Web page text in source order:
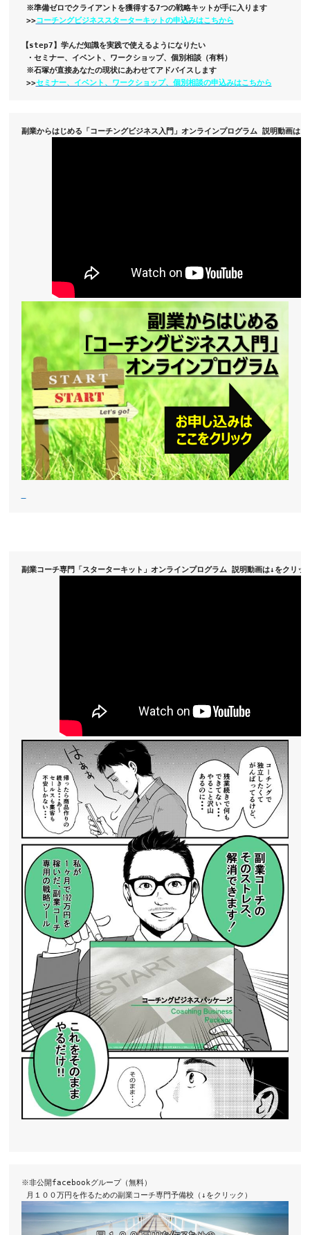
※準備ゼロでクライアントを獲得する7つの戦略キットが手に入ります
>>コーチングビジネススターターキットの申込みはこちから
【step7】学んだ知識を実践で使えるようになりたい
・セミナー、イベント、ワークショップ、個別相談（有料）
※石塚が直接あなたの現状にあわせてアドバイスします
>>セミナー、イベント、ワークショップ、個別相談の申込みはこちから
副業からはじめる「コーチングビジネス入門」オンラインプログラム 説明動画は
副業コーチ専門「スターターキット」オンラインプログラム 説明動画は↓をクリ
※非公開facebookグループ（無料）